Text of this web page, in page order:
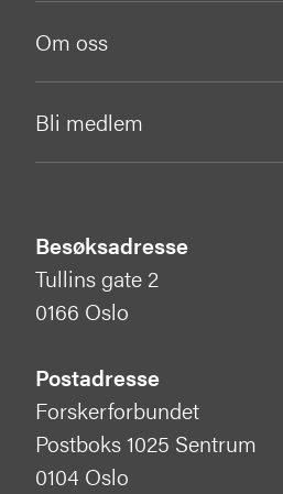
Om oss
Bli medlem
Besøksadresse
Tullins gate 2
0166 Oslo
Postadresse
Forskerforbundet
Postboks 1025 Sentrum
0104 Oslo